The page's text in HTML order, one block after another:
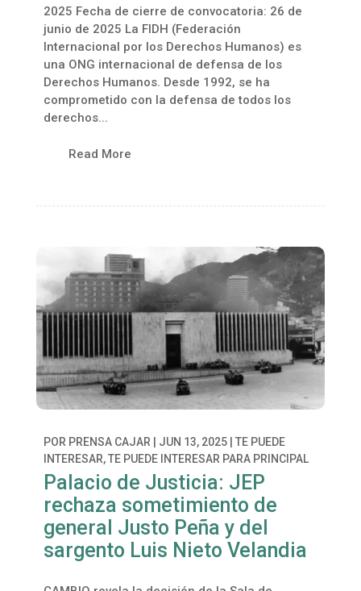
2025 Fecha de cierre de convocatoria: 26 de
junio de 2025 La FIDH (Federación
Internacional por los Derechos Humanos) es
una ONG internacional de defensa de los
Derechos Humanos. Desde 1992, se ha
comprometido con la defensa de todos los
derechos...
Read More
POR PRENSA CAJAR JUN 13, 2025| TE PUEDE
INTERESAR,TE PUEDE INTERESAR PARA PRINCIPAL
Palacio de Justicia: JEP
rechaza sometimiento de
general Justo Peña y del
sargento Luis Nieto Velandia